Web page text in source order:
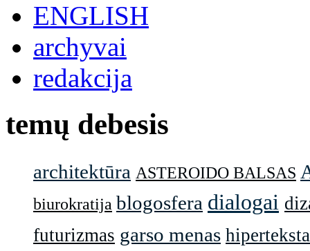
ENGLISH
archyvai
redakcija
temų debesis
architektūra ASTEROIDO BALSAS
biurokratija blogosfera dialogai
futurizmas garso menas